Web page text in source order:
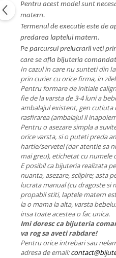
Pentru acest model sunt
matern.
Termenul de executie este de
predarea laptelui matern.
Pe parcursul prelucrarii veți
care se afla bijuteria
In cazul in care nu sunteti din
prin curier cu orice firma, in
Pentru formare de initiale
fie de la varsta de 3-4 luni a
ambalajul existent, gen cutiuta
rasfirarea (ambalajul il
Pentru o asezare simpla a
orice varsta, si o puteti preda
hartie/servetel (dar atentie sa
mai greu), etichetat cu numele
E posibil ca bijuteria realizata
nuanta, asezare, sclipire; asta
lucrata manual (cu dragoste si
propabil stiti, laptele matern
la o mama la alta, varsta
insa toate acestea o fac unica.
Imi doresc ca bijuteria
va rog sa aveti rabdare!
Pentru orice intrebari sau
adresa de email: